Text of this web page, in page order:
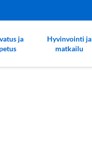
ja
Hyvinvointi ja
matkailu